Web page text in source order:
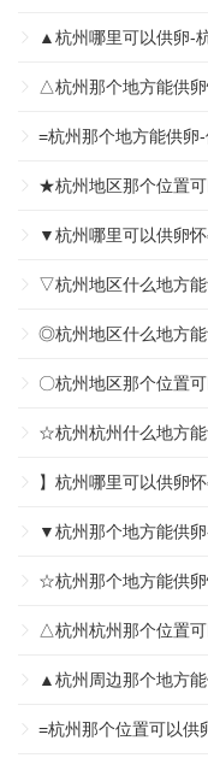
▲杭州哪里可以供卵-
△杭州那个地方能供
=杭州那个地方能供卵
★杭州地区那个位置
▼杭州哪里可以供卵
▽杭州地区什么地方
◎杭州地区什么地方
〇杭州地区那个位置
☆杭州杭州什么地方
】杭州哪里可以供卵
▼杭州那个地方能供
☆杭州那个地方能供
△杭州杭州那个位置
▲杭州周边那个地方
=杭州那个位置可以供